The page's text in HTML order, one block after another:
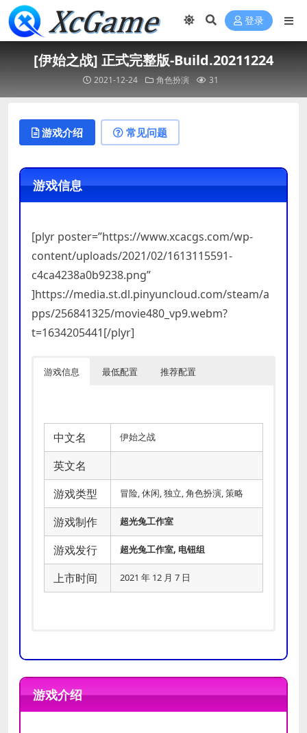
登录
[伊始之战] 正式完整版-Build.20211224
2021-12-24 角色扮演 31
游戏介绍 常见问题
游戏信息
[plyr poster=”https://www.xcacgs.com/wp-
content/uploads/2021/02/1613115591-
c4ca4238a0b9238.png”
]https://media.st.dl.pinyuncloud.com/steam/a
pps/256841325/movie480_vp9.webm?
t=1634205441[/plyr]
游戏信息 最低配置 推荐配置
中文名 伊始之战
英文名
游戏类型
冒险, 休闲, 独立, 角色扮演, 策略
游戏制作 超光兔工作室
游戏发行 超光兔工作室, 电钮组
上市时间 2021 年 12 月 7 日
游戏介绍